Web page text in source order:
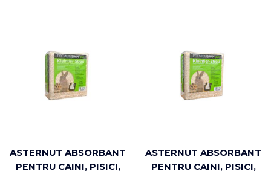
ASTERNUT ABSORBANT
PENTRU CAINI, PISICI,
ASTERNUT ABSORBANT
PENTRU CAINI, PISICI,